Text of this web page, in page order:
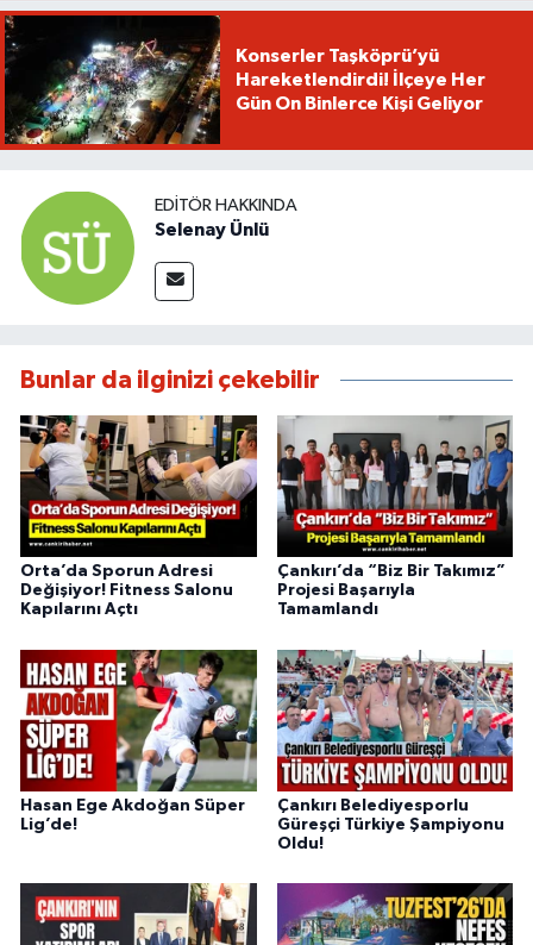
Konserler Taşköprü’yü
Hareketlendirdi! İlçeye Her
Gün On Binlerce Kişi Geliyor
EDITÖR HAKKINDA
Selenay Ünlü
Bunlar da ilginizi çekebilir
Orta’da Sporun Adresi
Değişiyor! Fitness Salonu
Kapılarını Açtı
Çankırı’da “Biz Bir Takımız”
Projesi Başarıyla
Tamamlandı
Hasan Ege Akdoğan Süper
Lig’de!
Çankırı Belediyesporlu
Güreşçi Türkiye Şampiyonu
Oldu!